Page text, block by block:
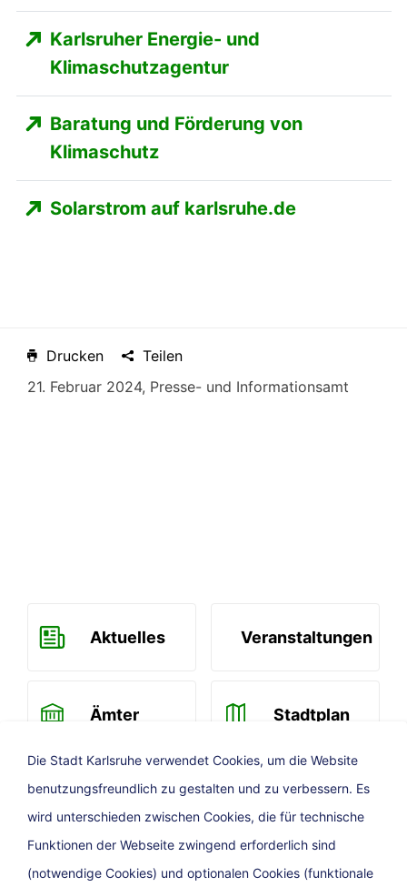
Karlsruher Energie- und
Klimaschutzagentur
Baratung und Förderung von
Klimaschutz
Solarstrom auf karlsruhe.de
Drucken
Teilen
21. Februar 2024, Presse- und Informationsamt
Aktuelles Veranstaltungen
Ämter Stadtplan
Newsletter
Die Stadt Karlsruhe verwendet Cookies, um die Website
benutzungsfreundlich zu gestalten und zu verbessern. Es
wird unterschieden zwischen Cookies, die für technische
Funktionen der Webseite zwingend erforderlich sind
(notwendige Cookies) und optionalen Cookies (funktionale